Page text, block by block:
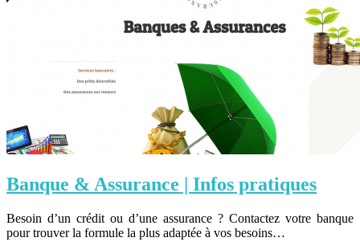
Banque & Assurance | Infos pratiques
Besoin d’un crédit ou d’une assurance ? Contactez votre banque
pour trouver la formule la plus adaptée à vos besoins…